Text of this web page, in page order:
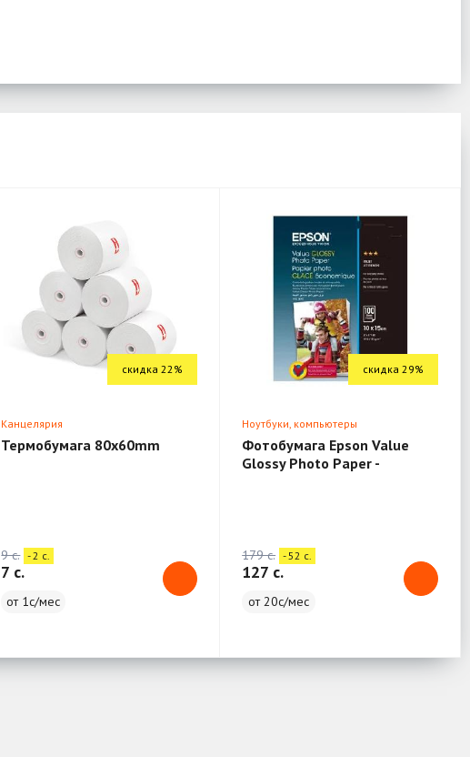
скидка 22%
Канцелярия
Термобумага 80x60mm
9 c. - 2 c.
7 c.
от 1с/мес
скидка 29%
Ноутбуки, компьютеры
Фотобумага Epson Value
Glossy Photo Paper -
179 c. - 52 c.
127 c.
от 20с/мес